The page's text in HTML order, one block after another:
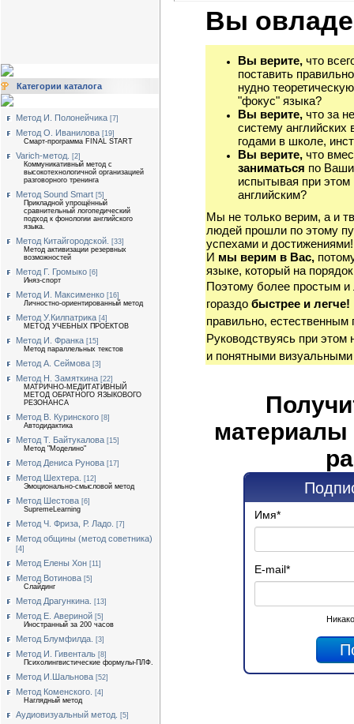
Категории каталога
Метод И. Полонейчика [7]
Метод О. Иванилова [19]
Смарт-программа FINAL START
Varich-метод.
[2]
Коммуникативный метод с
высокотехнологичной организацией
разговорного тренинга
Метод Sound Smart [5]
Прикладной упрощённый
сравнительный логопедический
подход к фонологии английского
языка.
Метод Китайгородской.
[33]
Метод активизации резервных
возможностей
Метод Г. Громыко [6]
Иняз-спорт
Метод И. Максименко [16]
Личностно-ориентированный метод
Метод У.Килпатрика [4]
МЕТОД УЧЕБНЫХ ПРОЕКТОВ
Метод И. Франка [15]
Метод параллельных текстов
Метод А. Сеймова [3]
Метод Н. Замяткина [22]
МАТРИЧНО-МЕДИТАТИВНЫЙ
МЕТОД ОБРАТНОГО ЯЗЫКОВОГО
РЕЗОНАНСА
Метод В. Куринского [8]
Автодидактика
Метод Т. Байтукалова [15]
Метод "Моделино"
Метод Дениса Рунова [17]
Метод Шехтера.
[12]
Эмоционально-смысловой метод
Метод Шестова [6]
SupremeLearning
Метод Ч. Фриза, Р. Ладо. [7]
Метод общины (метод советника)
[4]
Метод Елены Хон [11]
Метод Вотинова [5]
Слайдинг
Метод Драгункина. [13]
Метод Е. Авериной [5]
Иностранный за 200 часов
Метод Блумфилда. [3]
Метод И. Гивенталь [8]
Психолингвистические формулы-ПЛФ.
Метод И.Шальнова [52]
Метод Коменского.
[4]
Наглядный метод
Аудиовизуальный метод. [5]
Вы
Вы верите, что
поставить
нудно
"фокус" языка?
Вы верите, что за
систему
годами в школе,
Вы верите, что
заниматься по
испытывая при этом
английским?
Мы не только верим, а и
людей прошли по этому
успехами и достижениями!
И мы верим в Вас,
языке, который на
Поэтому более простым
гораздо быстрее и легче!
правильно, естественным
Руководствуясь при
и понятными
материалы
Имя*
E-mail*